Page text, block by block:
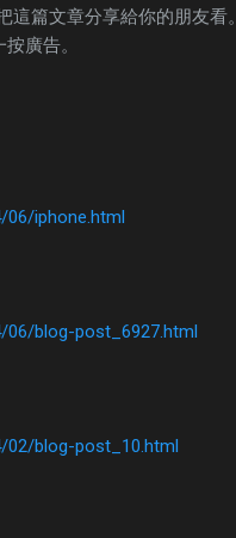
這篇文章分享給你的朋友看。
廣告。
iphone.html
blog-post_6927.html
blog-post_10.html